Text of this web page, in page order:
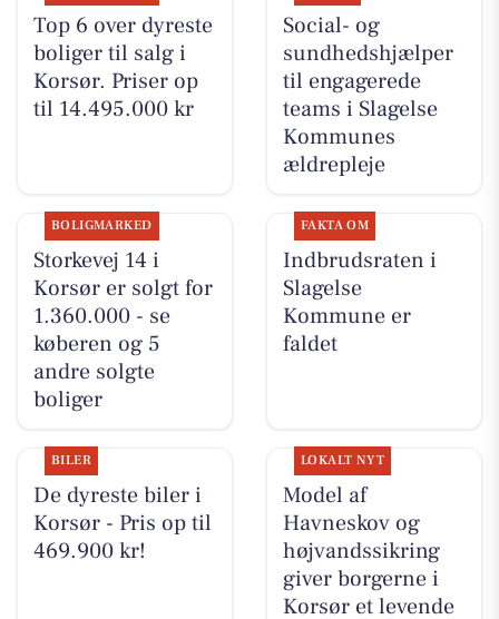
Top 6 over dyreste
boliger til salg i
Korsør. Priser op
til 14.495.000 kr
Social- og
sundhedshjælper
til engagerede
teams i Slagelse
Kommunes
ældrepleje
BOLIGMARKED
Storkevej 14 i
Korsør er solgt for
1.360.000 - se
køberen og 5
andre solgte
boliger
FAKTA OM
Indbrudsraten i
Slagelse
Kommune er
faldet
BILER
De dyreste biler i
Korsør - Pris op til
469.900 kr!
LOKALT NYT
Model af
Havneskov og
højvandssikring
giver borgerne i
Korsør et levende